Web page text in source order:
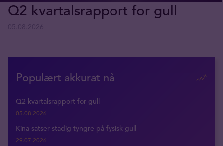
Q2 kvartalsrapport for gull
Populært akkurat nå
Q2 kvartalsrapport for gull
05.08.2026
Kina satser stadig tyngre på fysisk gull
29.07.2026